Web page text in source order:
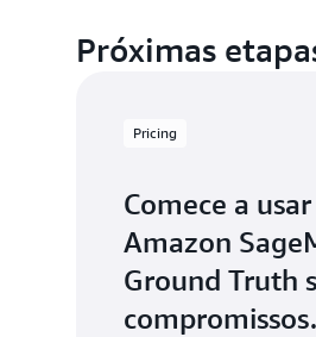
Próximas
Pricing
Comece a
Amazon
Ground Truth
compromissos